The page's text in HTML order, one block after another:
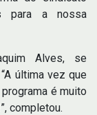
para a nossa
Alves, se
última vez que
é muito
completou.